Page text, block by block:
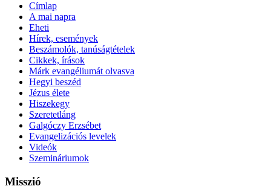
Címlap
A mai napra
Eheti
Hírek, események
Beszámolók, tanúságtételek
Cikkek, írások
Márk evangéliumát olvasva
Hegyi beszéd
Jézus élete
Hiszekegy
Szeretetláng
Galgóczy Erzsébet
Evangelizációs levelek
Videók
Szemináriumok
Misszió